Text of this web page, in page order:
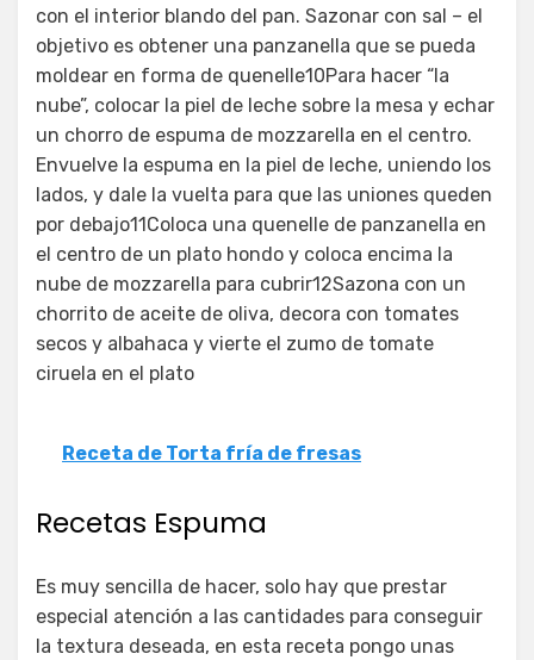
con el interior blando del pan. Sazonar con sal – el
objetivo es obtener una panzanella que se pueda
moldear en forma de quenelle10Para hacer “la
nube”, colocar la piel de leche sobre la mesa y echar
un chorro de espuma de mozzarella en el centro.
Envuelve la espuma en la piel de leche, uniendo los
lados, y dale la vuelta para que las uniones queden
por debajo11Coloca una quenelle de panzanella en
el centro de un plato hondo y coloca encima la
nube de mozzarella para cubrir12Sazona con un
chorrito de aceite de oliva, decora con tomates
secos y albahaca y vierte el zumo de tomate
ciruela en el plato
Receta de Torta fría de fresas
Recetas Espuma
Es muy sencilla de hacer, solo hay que prestar
especial atención a las cantidades para conseguir
la textura deseada, en esta receta pongo unas